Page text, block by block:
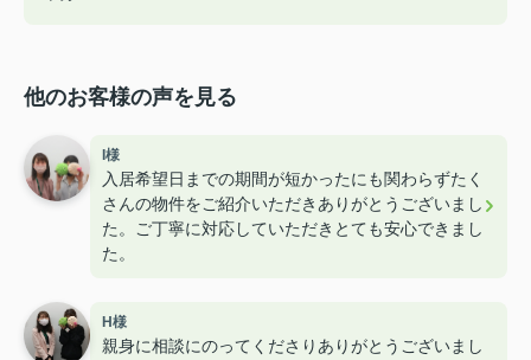
他のお客様の声を見る
I様
入居希望日までの期間が短かったにも関わらずたく
さんの物件をご紹介いただきありがとうございまし
た。ご丁寧に対応していただきとても安心できまし
た。
H様
親身に相談にのってくださりありがとうございまし